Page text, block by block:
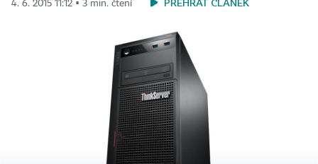
4. 6. 2015 11:12 ▪ 3 min. čtení PŘEHRÁT ČLÁNEK